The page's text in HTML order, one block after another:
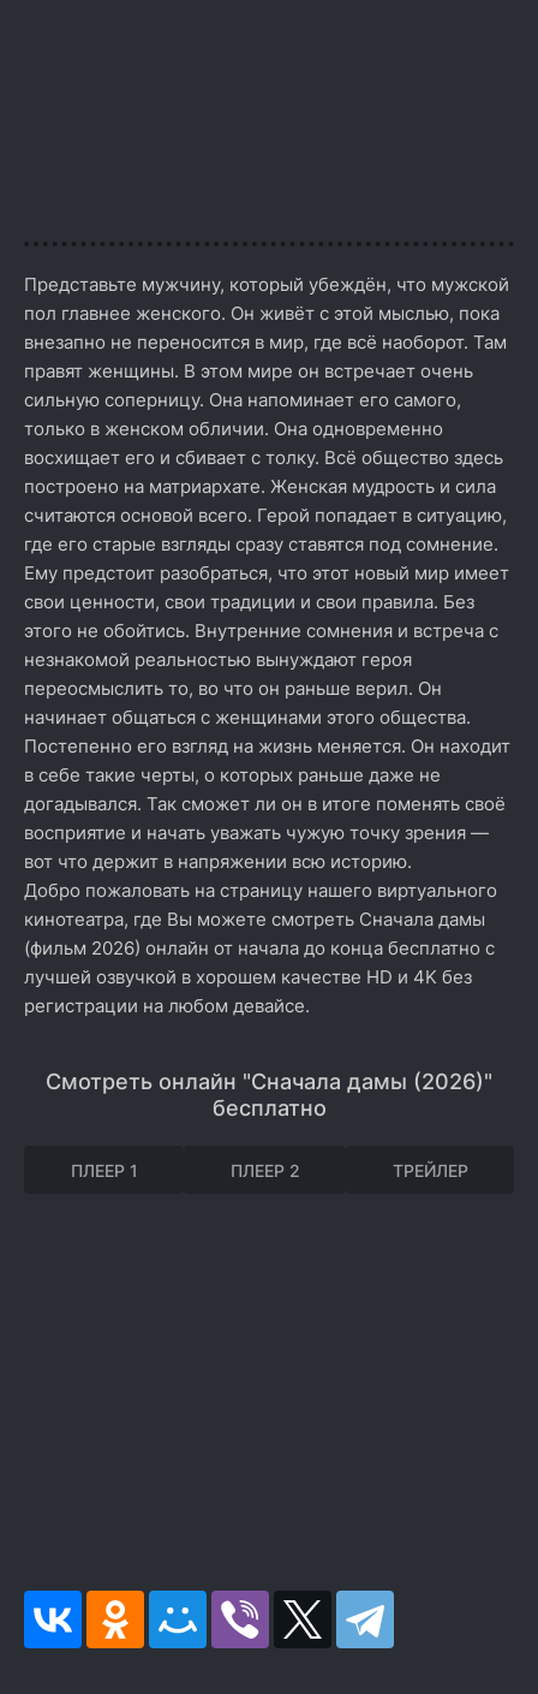
Представьте мужчину, который убеждён, что мужской
пол главнее женского. Он живёт с этой мыслью, пока
внезапно не переносится в мир, где всё наоборот. Там
правят женщины. В этом мире он встречает очень
сильную соперницу. Она напоминает его самого,
только в женском обличии. Она одновременно
восхищает его и сбивает с толку. Всё общество здесь
построено на матриархате. Женская мудрость и сила
считаются основой всего. Герой попадает в ситуацию,
где его старые взгляды сразу ставятся под сомнение.
Ему предстоит разобраться, что этот новый мир имеет
свои ценности, свои традиции и свои правила. Без
этого не обойтись. Внутренние сомнения и встреча с
незнакомой реальностью вынуждают героя
переосмыслить то, во что он раньше верил. Он
начинает общаться с женщинами этого общества.
Постепенно его взгляд на жизнь меняется. Он находит
в себе такие черты, о которых раньше даже не
догадывался. Так сможет ли он в итоге поменять своё
восприятие и начать уважать чужую точку зрения —
вот что держит в напряжении всю историю.
Добро пожаловать на страницу нашего виртуального
кинотеатра, где Вы можете смотреть Сначала дамы
(фильм 2026) онлайн от начала до конца бесплатно с
лучшей озвучкой в хорошем качестве HD и 4K без
регистрации на любом девайсе.
Смотреть онлайн "Сначала дамы (2026)"
бесплатно
ПЛЕЕР 1 ПЛЕЕР 2 ТРЕЙЛЕР